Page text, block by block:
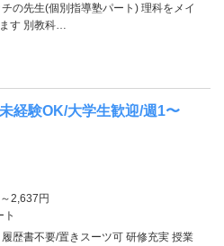
の先生(個別指導塾パート) 理科をメイ
す 別教科…
経験OK/大学生歓迎/週1〜
2,637円
ト
歴書不要/置きスーツ可 研修充実 授業